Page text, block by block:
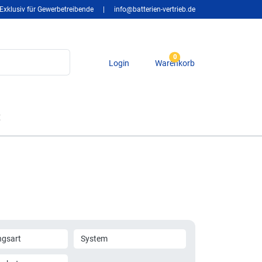
Exklusiv für Gewerbetreibende info@batterien-vertrieb.de
Login
0
Warenkorb
System